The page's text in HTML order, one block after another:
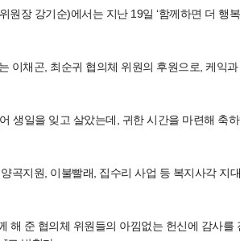
장 강기순)에서는 지난 19일 ‘함께하면 더 행
이채곤, 최순귀 협의체 위원의 후원으로, 케익
생일을 잊고 살았는데, 귀한 시간을 마련해 축
곡지원, 이불빨래, 집수리 사업 등 복지사각 지
해 준 협의체 위원들의 아낌없는 헌신에 감사